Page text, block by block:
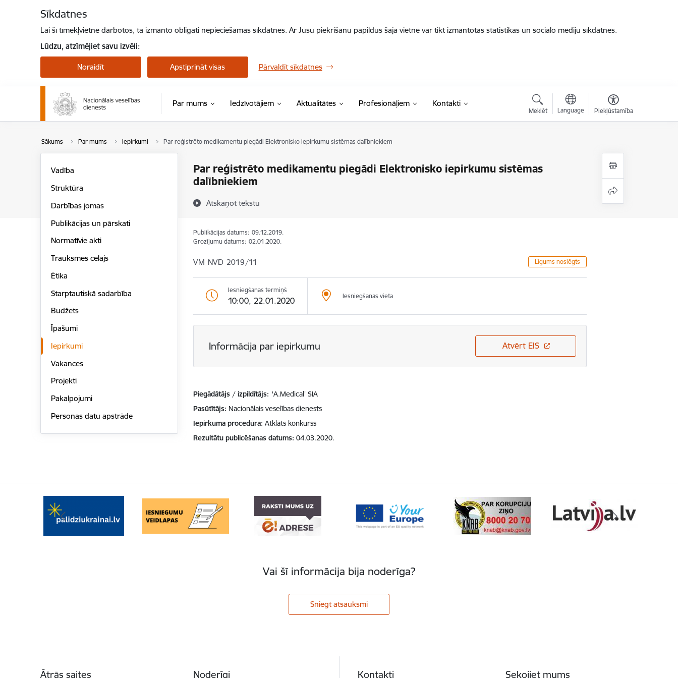
Sīkdatnes
Lai šī tīmekļvietne darbotos, tā izmanto obligāti nepieciešamās sīkdatnes. Ar Jūsu piekrišanu papildus šajā vietnē var tikt izmantotas statistikas un sociālo mediju sīkdatnes.
Lūdzu, atzīmējiet savu izvēli:
Noraidīt Apstiprināt visas Pārvaldīt sīkdatnes
Par mums Iedzīvotājiem Aktualitātes Profesionāļiem Kontakti
Meklēt Language Piekļūstamība
Sākums Par mums Iepirkumi Par reģistrēto medikamentu piegādi Elektronisko iepirkumu sistēmas dalībniekiem
Par reģistrēto medikamentu piegādi Elektronisko iepirkumu sistēmas
dalībniekiem
Atskaņot tekstu
Vadība
Struktūra
Darbības jomas
Publikācijas un pārskati
Normatīvie akti
Trauksmes cēlājs
Ētika
Starptautiskā sadarbība
Budžets
Īpašumi
Iepirkumi
Vakances
Projekti
Pakalpojumi
Personas datu apstrāde
Publikācijas datums: 09.12.2019.
Grozījumu datums: 02.01.2020.
VM NVD 2019/11 Līgums noslēgts
Iesniegšanas termiņš
10:00, 22.01.2020 Iesniegšanas vieta
Informācija par iepirkumu Atvērt EIS
Piegādātājs / izpildītājs: 'A.Medical' SIA
Pasūtītājs Nacionālais veselības dienests
Iepirkuma procedūra Atklāts konkurss
Rezultātu publicēšanas datums 04.03.2020.
Vai šī informācija bija noderīga?
Sniegt atsauksmi
Ātrās saites Noderīgi Kontakti Sekojiet mums